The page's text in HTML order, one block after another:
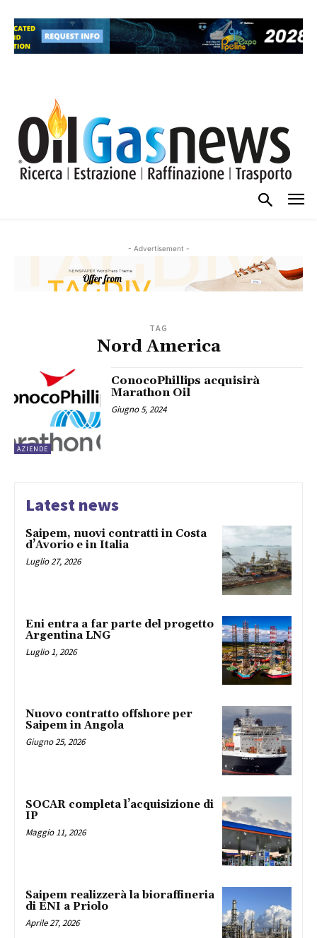
- Advertisement -
TAG
Nord America
AZIENDE
ConocoPhillips acquisirà
Marathon Oil
Giugno 5, 2024
Latest news
Saipem, nuovi contratti in Costa
d’Avorio e in Italia
Luglio 27, 2026
Eni entra a far parte del progetto
Argentina LNG
Luglio 1, 2026
Nuovo contratto offshore per
Saipem in Angola
Giugno 25, 2026
SOCAR completa l’acquisizione di
IP
Maggio 11, 2026
Saipem realizzerà la bioraffineria
di ENI a Priolo
Aprile 27, 2026